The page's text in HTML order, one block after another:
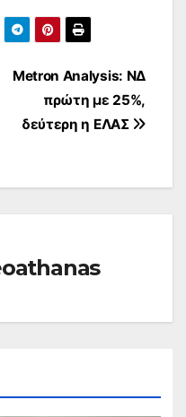
Metron Analysis: ΝΔ
πρώτη με 25%,
δεύτερη η ΕΛΑΣ